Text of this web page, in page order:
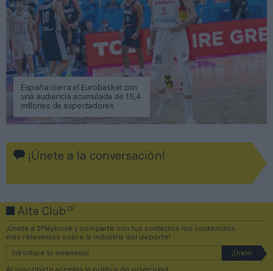
España cierra el Eurobasket con
una audiencia acumulada de 15,4
millones de espectadores
¡Únete a la conversación!
Alta Club2P
¡Únete a 2Playbook y comparte con tus contactos los contenidos
más relevantes sobre la industria del deporte!
Al suscribirte aceptas la política de privacidad